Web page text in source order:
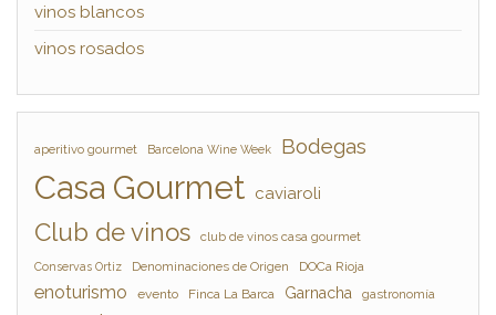
vinos blancos
vinos rosados
aperitivo gourmet Barcelona Wine Week Bodegas
Casa Gourmet caviaroli
Club de vinos club de vinos casa gourmet
Conservas Ortiz Denominaciones de Origen DOCa Rioja
enoturismo evento Finca La Barca Garnacha gastronomía